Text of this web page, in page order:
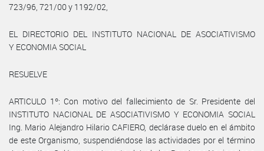
723/96, 721/00 y 1192/02,
EL DIRECTORIO DEL INSTITUTO NACIONAL DE ASOCIATIVISMO
Y ECONOMIA SOCIAL
RESUELVE
ARTICULO 1º: Con motivo del fallecimiento de Sr. Presidente del
INSTITUTO NACIONAL DE ASOCIATIVISMO Y ECONOMIA SOCIAL
Ing. Mario Alejandro Hilario CAFIERO, declárase duelo en el ámbito
de este Organismo, suspendiéndose las actividades por el término